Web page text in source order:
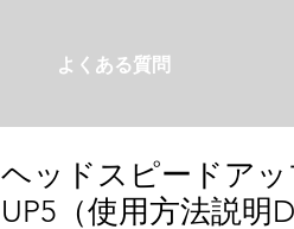
よくある質問
ヘッドスピードア
UP5（使用方法説明